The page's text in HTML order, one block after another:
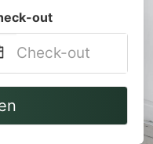
out
Navigate
to